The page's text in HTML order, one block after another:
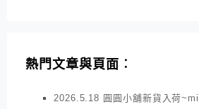
熱門文章與頁面︰
2026.5.18 圓圓小舖新貨入荷